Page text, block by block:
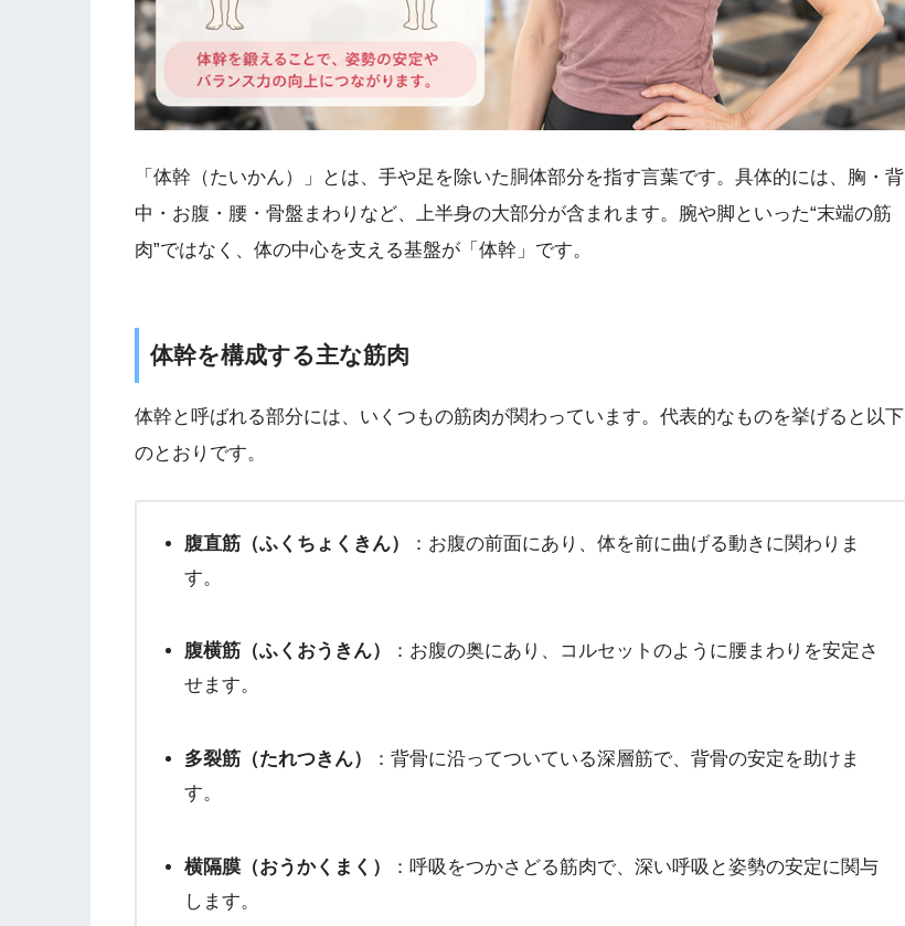
「体幹（たいかん）」とは、手や足を除いた胴体部分を指す言葉です。具体的には、胸・背
中・お腹・腰・骨盤まわりなど、上半身の大部分が含まれます。腕や脚といった“末端の筋
肉”ではなく、体の中心を支える基盤が「体幹」です。
体幹を構成する主な筋肉
体幹と呼ばれる部分には、いくつもの筋肉が関わっています。代表的なものを挙げると以下
のとおりです。
腹直筋（ふくちょくきん）
：お腹の前面にあり、体を前に曲げる動きに関わりま
す。
腹横筋（ふくおうきん）
：お腹の奥にあり、コルセットのように腰まわりを安定さ
せます。
多裂筋（たれつきん）
：背骨に沿ってついている深層筋で、背骨の安定を助けま
す。
横隔膜（おうかくまく）
：呼吸をつかさどる筋肉で、深い呼吸と姿勢の安定に関与
します。